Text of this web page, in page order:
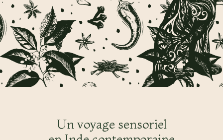
Un voyage sensoriel